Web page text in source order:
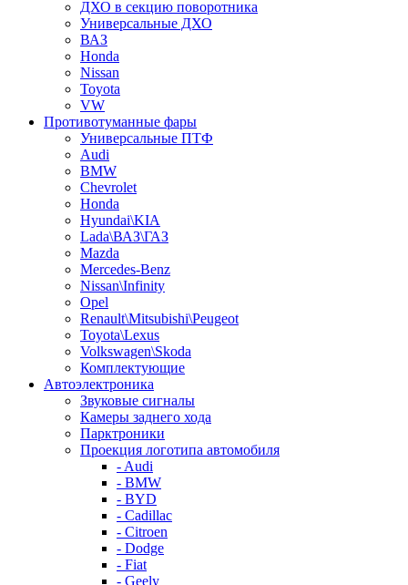
ДХО в секцию поворотника
Универсальные ДХО
ВАЗ
Honda
Nissan
Toyota
VW
Противотуманные фары
Универсальные ПТФ
Audi
BMW
Chevrolet
Honda
Hyundai\KIA
Lada\ВАЗ\ГАЗ
Mazda
Mercedes-Benz
Nissan\Infinity
Opel
Renault\Mitsubishi\Peugeot
Toyota\Lexus
Volkswagen\Skoda
Комплектующие
Автоэлектроника
Звуковые сигналы
Камеры заднего хода
Парктроники
Проекция логотипа автомобиля
- Audi
- BMW
- BYD
- Cadillac
- Citroen
- Dodge
- Fiat
- Geely